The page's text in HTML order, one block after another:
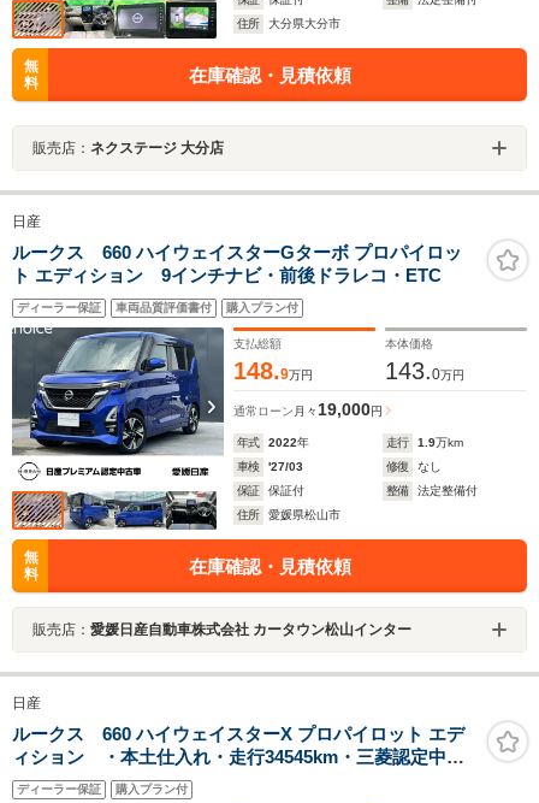
住所
大分県大分市
無
料
在庫確認・見積依頼
販売店： ネクステージ 大分店
日産
ルークス 660 ハイウェイスターGターボ プロパイロッ
ト エディション 9インチナビ・前後ドラレコ・ETC
ディーラー保証 車両品質評価書付 購入プラン付
支払総額
148.9万円
本体価格
143.0万円
通常ローン 月々19,000円
年式 2022年 走行 1.9万km
車検
'27/03 修復
なし
保証
保証付 整備
法定整備付
住所
愛媛県松山市
無
料
在庫確認・見積依頼
販売店： 愛媛日産自動車株式会社 カータウン松山インター
日産
ルークス 660 ハイウェイスターX プロパイロット エデ
ィション ・本土仕入れ・走行34545km・三菱認定中古
車・ディーラーナビ・フルセグTV/CD/DVD/BT・アラウ
ディーラー保証 購入プラン付